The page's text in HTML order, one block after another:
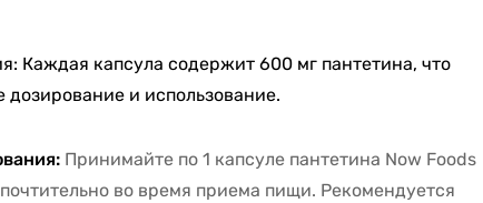
Каждая капсула содержит 600 мг пантетина, что
дозирование и использование.
Принимайте по 1 капсуле пантетина Now Foods
во время приема пищи. Рекомендуется